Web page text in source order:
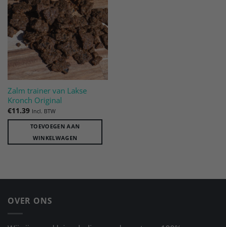
Toevoegen
aan
verlanglijst
Zalm trainer van Lakse
Kronch Original
€11.39 Incl. BTW
TOEVOEGEN AAN
WINKELWAGEN
OVER ONS